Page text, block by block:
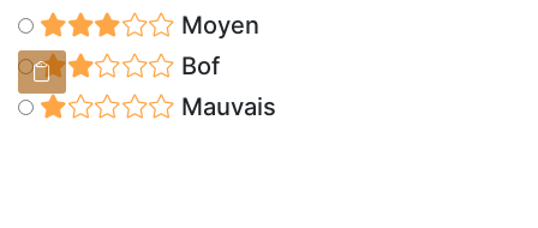
Moyen
Bof
Mauvais